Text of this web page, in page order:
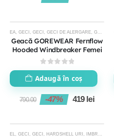
EA, GECI , GECI , GECI DE ALERGARE, GECI FEMEI
Geacă GOREWEAR Fernflow
Hooded Windbreaker Femei
0out of 5
Adaugă în coș
790.00 -47% 419 lei
EL, GECI , GECI , HARDSHELL URI , IMBRACAMINTE BARBATI